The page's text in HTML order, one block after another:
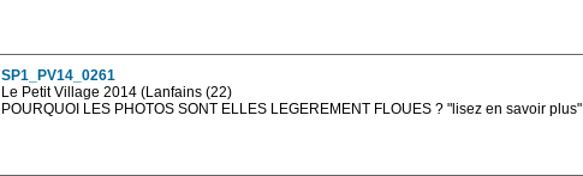
SP1_PV14_0261
Le Petit Village 2014 (Lanfains (22)
POURQUOI LES PHOTOS SONT ELLES LEGEREMENT FLOUES ? "lisez en savoir plus"